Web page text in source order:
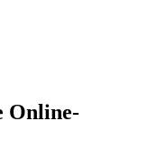
Online-